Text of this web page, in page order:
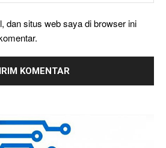
dan situs web saya di browser ini